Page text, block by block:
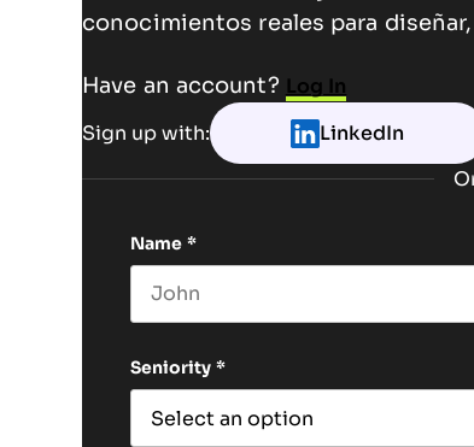
conocimientos reales para
Have an account? Log In
Sign up with: LinkedIn
Name *
Seniority *